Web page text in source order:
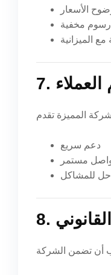
الأسعار
مخفية
مع الميزانية
العملاء
دعم سريع
مستمر
حل للمشاكل
القانوني